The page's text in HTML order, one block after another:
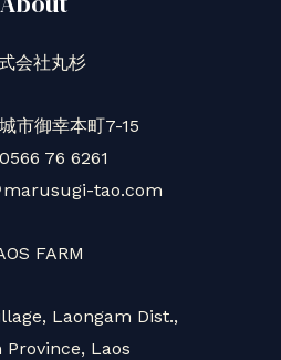
会社丸杉
市御幸本町7-15
76 6261
marusugi-tao.com
FARM
Laongam Dist.,
Province, Laos